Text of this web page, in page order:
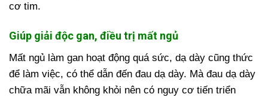
cơ tim.
Giúp giải độc gan, điều trị mất ngủ
Mất ngủ làm gan hoạt động quá sức, dạ dày cũng thức
để làm việc, có thể dẫn đến đau dạ dày. Mà đau dạ dày
chữa mãi vẫn không khỏi nên có nguy cơ tiến triển